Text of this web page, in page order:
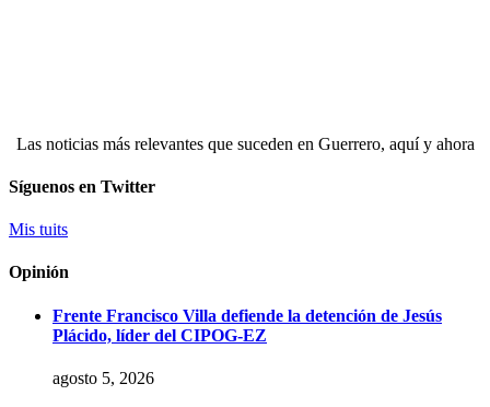
Las noticias más relevantes que suceden en Guerrero, aquí y ahora
Síguenos en Twitter
Mis tuits
Opinión
Frente Francisco Villa defiende la detención de Jesús
Plácido, líder del CIPOG-EZ
agosto 5, 2026